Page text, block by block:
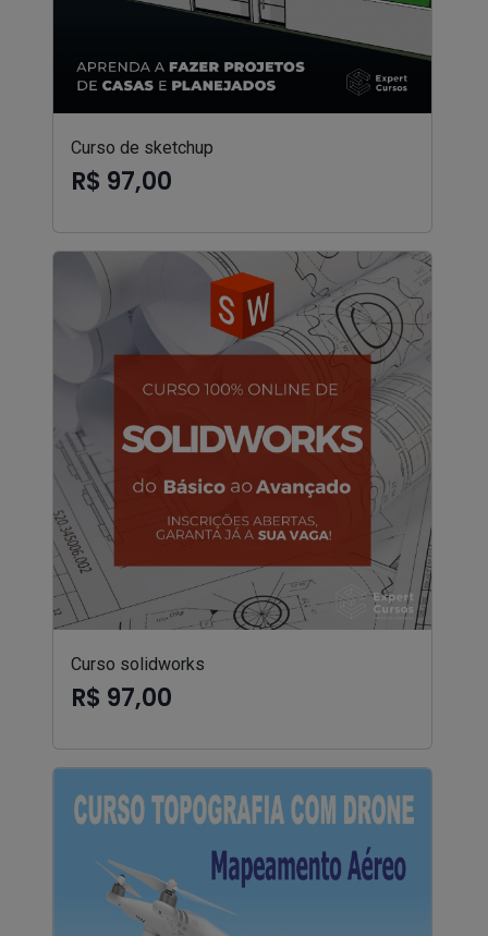
Curso de sketchup
R$ 97,00
Curso solidworks
R$ 97,00